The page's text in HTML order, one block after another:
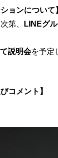
ョンについて
第、
LINEグ
説明会を予定
びコメント】